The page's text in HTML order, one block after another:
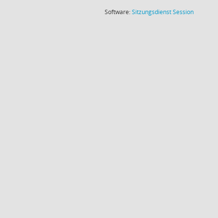
Software:SitzungsdienstSession(Wird in